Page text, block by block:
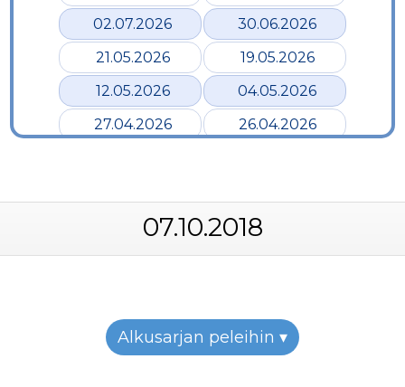
02.07.2026
30.06.2026
21.05.2026
19.05.2026
12.05.2026
04.05.2026
27.04.2026
26.04.2026
28.03.2026
24.03.2026
19.03.2026
12.03.2026
26.02.2026
24.02.2026
22.02.2026
19.02.2026
07.10.2018
Alkusarjan peleihin ▾